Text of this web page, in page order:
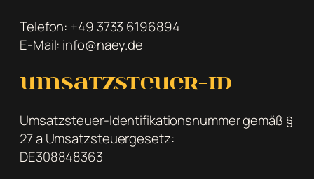
Telefon: +49 3733 6196894
E-Mail: info@naey.de
Umsatzsteuer-ID
Umsatzsteuer-Identifikationsnummer gemäß §
27 a Umsatzsteuergesetz:
DE308848363